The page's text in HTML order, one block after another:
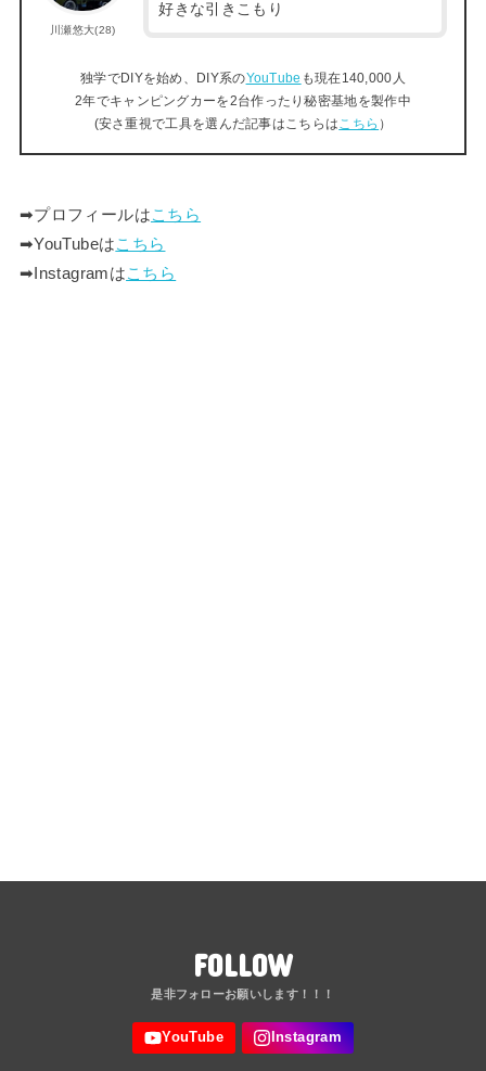
川瀬悠大(28)
好きな引きこもり
独学でDIYを始め、DIY系のYouTube も現在140,000人
2年でキャンピングカーを2台作ったり秘密基地を製作中
(安さ重視で工具を選んだ記事はこちらは こちら ）
➡︎プロフィールはこちら
➡︎YouTubeはこちら
➡︎Instagramはこちら
FOLLOW